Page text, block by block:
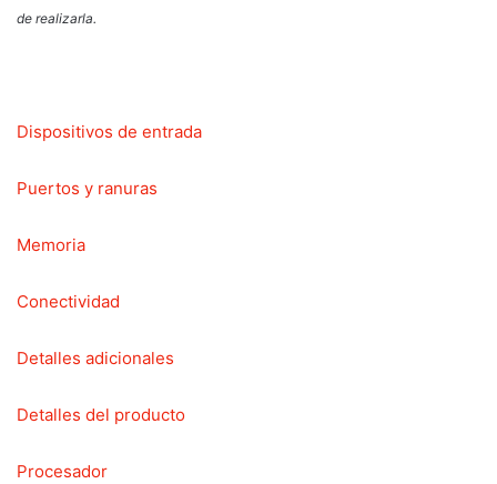
de realizarla.
Dispositivos de entrada
Puertos y ranuras
Memoria
Conectividad
Detalles adicionales
Detalles del producto
Procesador